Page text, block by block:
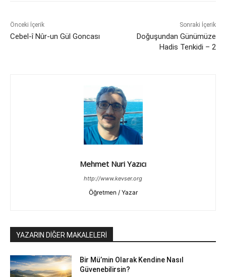
Önceki İçerik
Cebel-î Nûr-un Gül Goncası
Sonraki İçerik
Doğuşundan Günümüze
Hadis Tenkidi – 2
Mehmet Nuri Yazıcı
http://www.kevser.org
Öğretmen / Yazar
YAZARIN DİĞER MAKALELERİ
Bir Mü’min Olarak Kendine Nasıl
Güvenebilirsin?